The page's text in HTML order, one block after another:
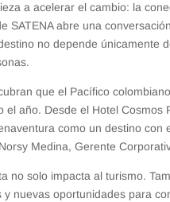
a acelerar el cambio: la
SATENA abre una
no depende únicamente
que el Pacífico
el año. Desde el Hotel
como un destino
Medina, Gerente
no solo impacta al turismo.
nuevas oportunidades para